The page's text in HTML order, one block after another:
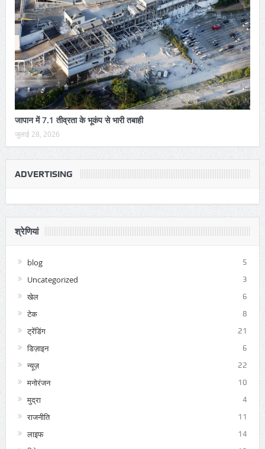
जापान में 7.1 तीव्रता के भूकंप से भारी तबाही
जुलाई 28, 2026
ADVERTISING
श्रेणियां
blog 5
Uncategorized 3
खेल 6
टेक 8
ट्रेंडिंग 21
डिज़ाइन 6
न्यूज़ 22
मनोरंजन 10
मुद्रा 4
राजनीति 11
लाइफ 14